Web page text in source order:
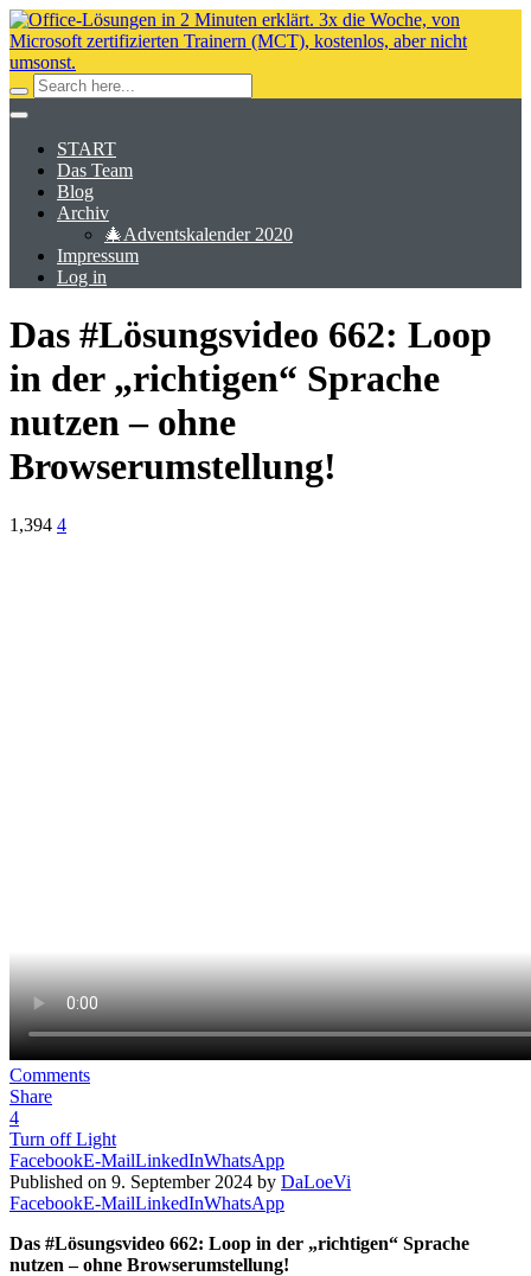
START
Das Team
Blog
Archiv
🎄Adventskalender 2020
Impressum
Log in
Das #Lösungsvideo 662: Loop
in der „richtigen“ Sprache
nutzen – ohne
Browserumstellung!
1,394 4
Comments
Share
4
Turn off Light
FacebookE-MailLinkedInWhatsApp
Published on 9. September 2024 by DaLoeVi
FacebookE-MailLinkedInWhatsApp
Das #Lösungsvideo 662: Loop in der „richtigen“ Sprache
nutzen – ohne Browserumstellung!